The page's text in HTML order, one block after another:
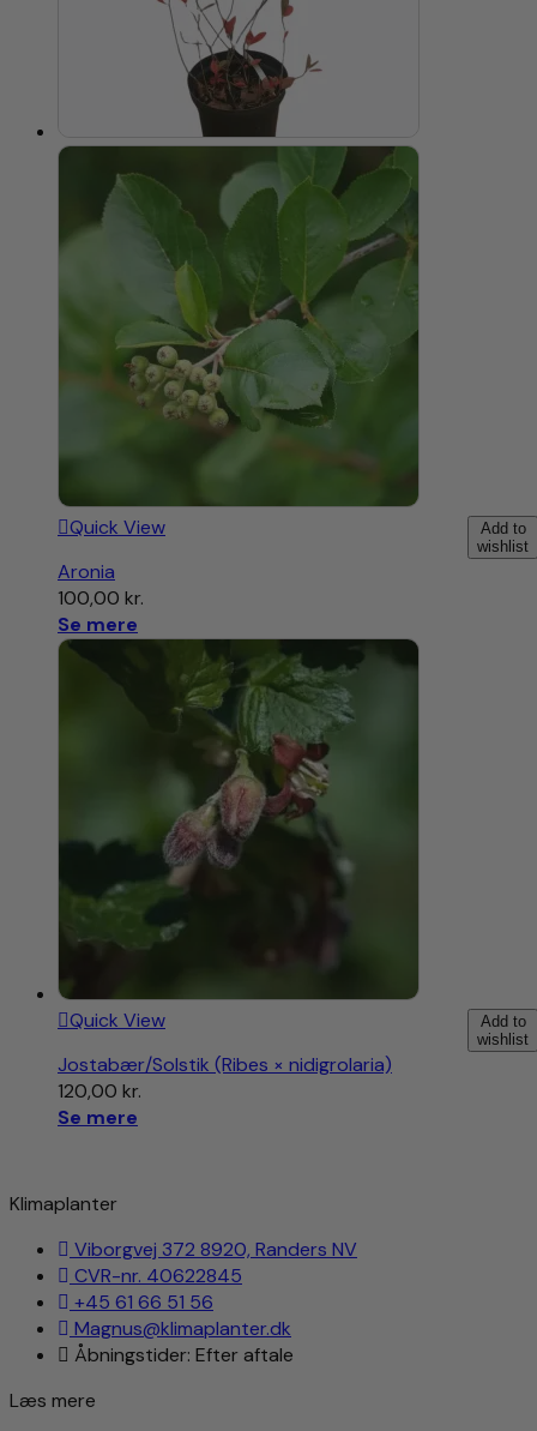
Add to
wishlist
Quick View
Aronia
100,00 kr.
Se mere
Add to
wishlist
Quick View
Jostabær/Solstik (Ribes × nidigrolaria)
120,00 kr.
Se mere
Klimaplanter
Viborgvej 372 8920, Randers NV
CVR-nr. 40622845
+45 61 66 51 56
Magnus@klimaplanter.dk
Åbningstider: Efter aftale
Læs mere